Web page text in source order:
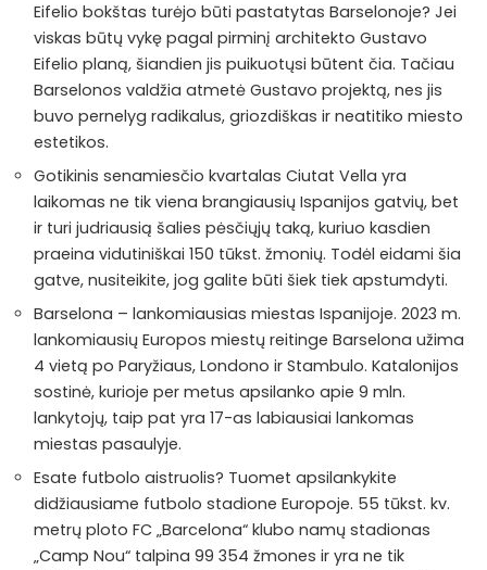
Eifelio bokštas turėjo būti pastatytas Barselonoje? Jei
viskas būtų vykę pagal pirminį architekto Gustavo
Eifelio planą, šiandien jis puikuotųsi būtent čia. Tačiau
Barselonos valdžia atmetė Gustavo projektą, nes jis
buvo pernelyg radikalus, griozdiškas ir neatitiko miesto
estetikos.
Gotikinis senamiesčio kvartalas Ciutat Vella yra
laikomas ne tik viena brangiausių Ispanijos gatvių, bet
ir turi judriausią šalies pėsčiųjų taką, kuriuo kasdien
praeina vidutiniškai 150 tūkst. žmonių. Todėl eidami šia
gatve, nusiteikite, jog galite būti šiek tiek apstumdyti.
Barselona – lankomiausias miestas Ispanijoje. 2023 m.
lankomiausių Europos miestų reitinge Barselona užima
4 vietą po Paryžiaus, Londono ir Stambulo. Katalonijos
sostinė, kurioje per metus apsilanko apie 9 mln.
lankytojų, taip pat yra 17-as labiausiai lankomas
miestas pasaulyje.
Esate futbolo aistruolis? Tuomet apsilankykite
didžiausiame futbolo stadione Europoje. 55 tūkst. kv.
metrų ploto FC „Barcelona“ klubo namų stadionas
„Camp Nou“ talpina 99 354 žmones ir yra ne tik